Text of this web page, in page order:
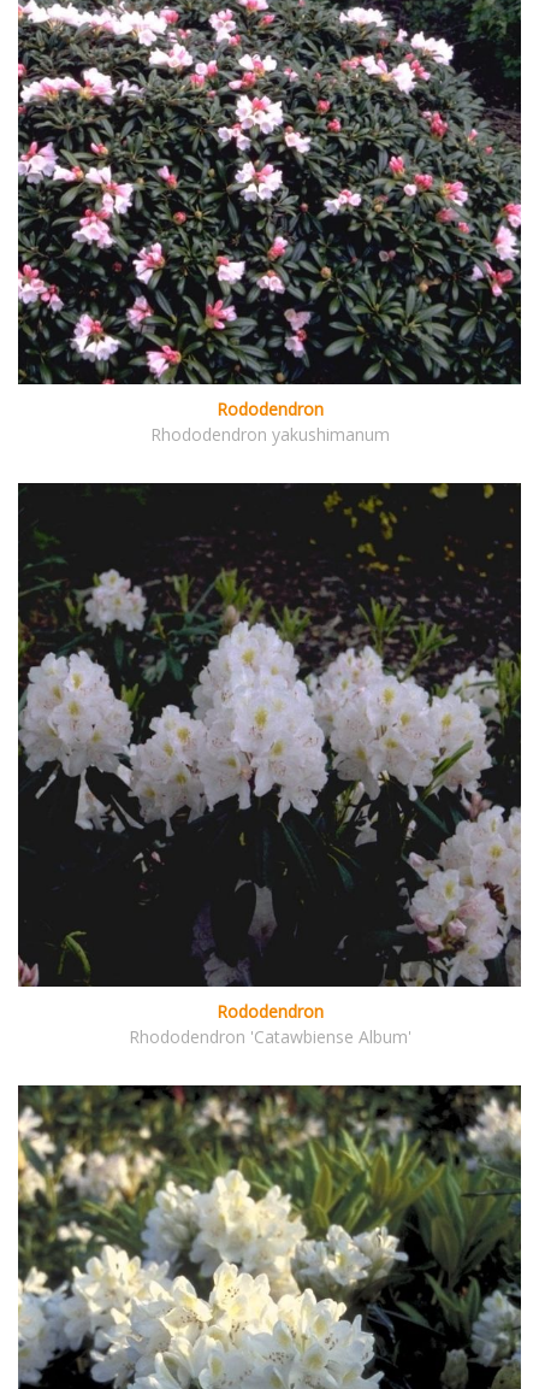
Rododendron
Rhododendron yakushimanum
Rododendron
Rhododendron 'Catawbiense Album'